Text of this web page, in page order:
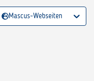
Mascus-Webseiten